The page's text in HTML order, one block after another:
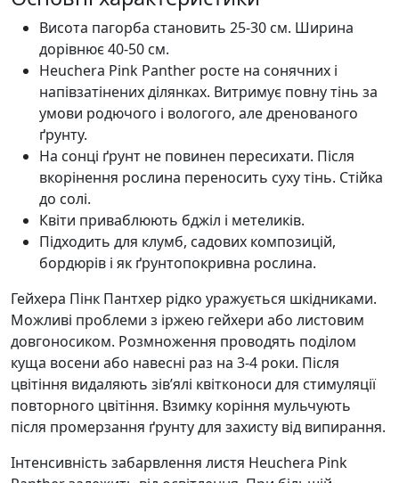
Висота пагорба становить 25-30 см. Ширина
дорівнює 40-50 см.
Heuchera Pink Panther росте на сонячних і
напівзатінених ділянках. Витримує повну тінь за
умови родючого і вологого, але дренованого
ґрунту.
На сонці ґрунт не повинен пересихати. Після
вкорінення рослина переносить суху тінь. Стійка
до солі.
Квіти приваблюють бджіл і метеликів.
Підходить для клумб, садових композицій,
бордюрів і як ґрунтопокривна рослина.
Гейхера Пінк Пантхер рідко уражується шкідниками.
Можливі проблеми з іржею гейхери або листовим
довгоносиком. Розмноження проводять поділом
куща восени або навесні раз на 3-4 роки. Після
цвітіння видаляють зів’ялі квітконоси для стимуляції
повторного цвітіння. Взимку коріння мульчують
після промерзання ґрунту для захисту від випирання.
Інтенсивність забарвлення листя Heuchera Pink